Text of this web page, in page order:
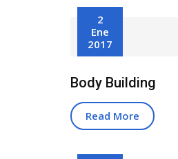
2
Ene
2017
Body Building
Read More